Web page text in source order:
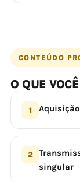
CONTEÚDO
O QUE
1
2
singular